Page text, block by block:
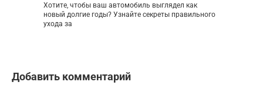
Хотите, чтобы ваш автомобиль выглядел как
новый долгие годы? Узнайте секреты правильного
ухода за
Добавить комментарий